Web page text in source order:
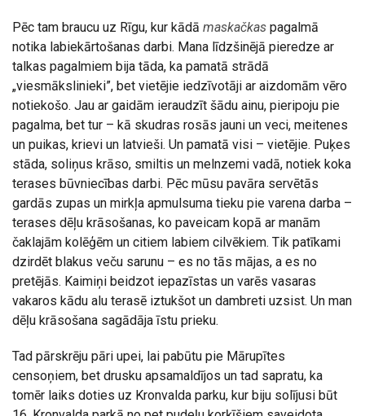
Pēc tam braucu uz Rīgu, kur kādā maskačkas pagalmā
notika labiekārtošanas darbi. Mana līdzšinējā pieredze ar
talkas pagalmiem bija tāda, ka pamatā strādā
„viesmākslinieki”, bet vietējie iedzīvotāji ar aizdomām vēro
notiekošo. Jau ar gaidām ieraudzīt šādu ainu, pieripoju pie
pagalma, bet tur – kā skudras rosās jauni un veci, meitenes
un puikas, krievi un latvieši. Un pamatā visi – vietējie. Puķes
stāda, soliņus krāso, smiltis un melnzemi vadā, notiek koka
terases būvniecības darbi. Pēc mūsu pavāra servētās
gardās zupas un mirkļa apmulsuma tieku pie varena darba –
terases dēļu krāsošanas, ko paveicam kopā ar manām
čaklajām kolēģēm un citiem labiem cilvēkiem. Tik patīkami
dzirdēt blakus veču sarunu – es no tās mājas, a es no
pretējās. Kaimiņi beidzot iepazīstas un varēs vasaras
vakaros kādu alu terasē iztukšot un dambreti uzsist. Un man
dēļu krāsošana sagādāja īstu prieku.
Tad pārskrēju pāri upei, lai pabūtu pie Mārupītes
censoņiem, bet drusku apsamaldījos un tad sapratu, ka
tomēr laiks doties uz Kronvalda parku, kur biju solījusi būt